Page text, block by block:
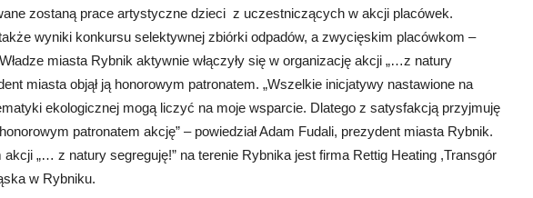
zostaną prace artystyczne dzieci z uczestniczących w akcji placówek.
wyniki konkursu selektywnej zbiórki odpadów, a zwycięskim placówkom –
miasta Rybnik aktywnie włączyły się w organizację akcji „…z natury
miasta objął ją honorowym patronatem. „Wszelkie inicjatywy nastawione na
ekologicznej mogą liczyć na moje wsparcie. Dlatego z satysfakcją przyjmuję
patronatem akcję” – powiedział Adam Fudali, prezydent miasta Rybnik.
akcji „… z natury segreguję!” na terenie Rybnika jest firma Rettig Heating ,Transgór
w Rybniku.